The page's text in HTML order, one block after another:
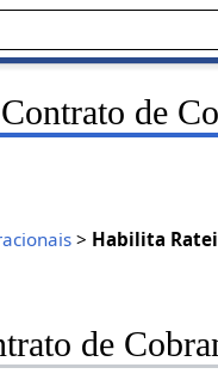
de
> Habilita
de